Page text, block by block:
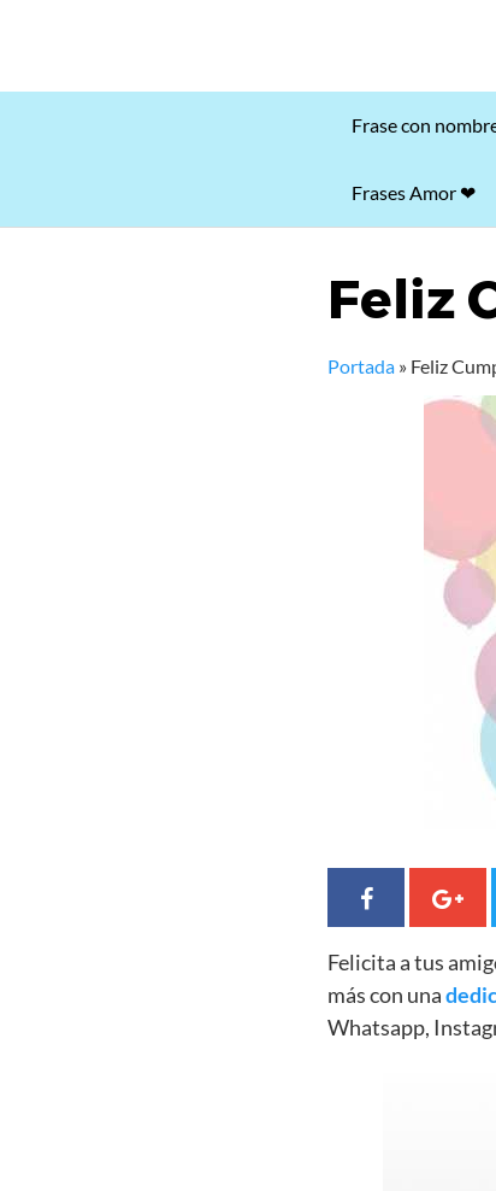
Frase con
Frases Amor ❤
Feliz
Portada » Feliz
Felicita a tus
más con una
Whatsapp,